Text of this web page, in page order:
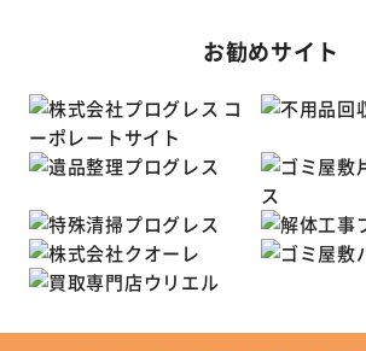
お勧めサイト